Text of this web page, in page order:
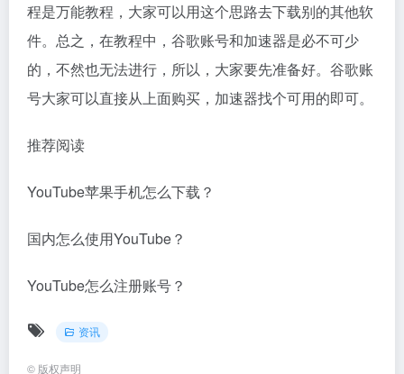
程是万能教程，大家可以用这个思路去下载别的其他软
件。总之，在教程中，谷歌账号和加速器是必不可少
的，不然也无法进行，所以，大家要先准备好。谷歌账
号大家可以直接从上面购买，加速器找个可用的即可。
推荐阅读
YouTube苹果手机怎么下载？
国内怎么使用YouTube？
YouTube怎么注册账号？
资讯
© 版权声明